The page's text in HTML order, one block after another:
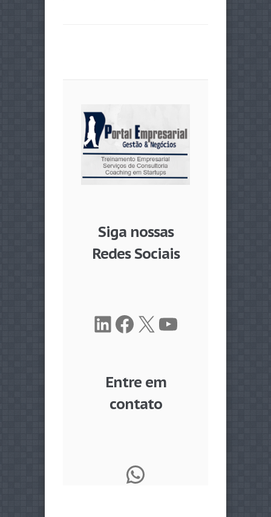
Siga nossas
Redes Sociais
LinkedIn
Facebook
X Youtube
Entre em
contato
WhatsApp